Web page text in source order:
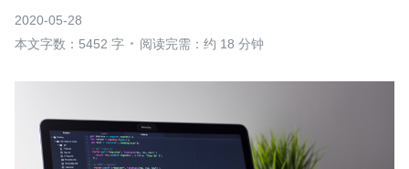
2020-05-28
本文字数：5452 字
阅读完需：约 18 分钟